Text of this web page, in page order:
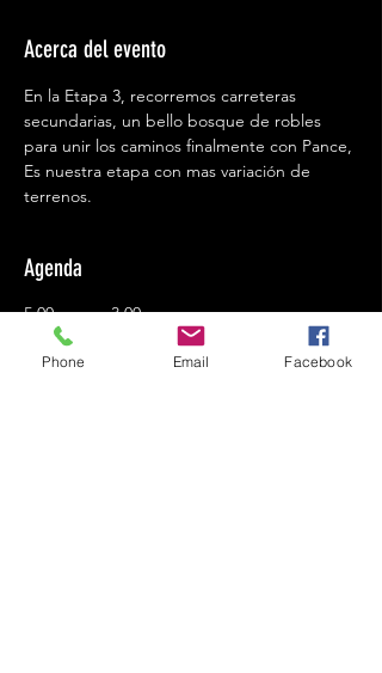
Acerca del evento
En la Etapa 3, recorremos carreteras
secundarias, un bello bosque de robles
para unir los caminos finalmente con Pance,
Es nuestra etapa con mas variación de
terrenos.
Agenda
5:00 a. m. - 3:00 p. m.
10 horas
Etapa 3
Phone Email Facebook